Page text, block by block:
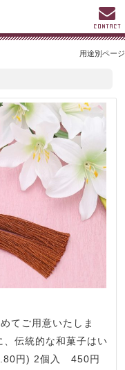
用途別ページ
てご用意いたしま
伝統的な和菓子はい
円) 2個入 450円
CONTACT